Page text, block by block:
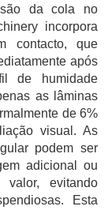
da cola no
incorpora
contacto, que
após
de humidade
as lâminas
de 6%
visual. As
podem ser
adicional ou
evitando
Esta